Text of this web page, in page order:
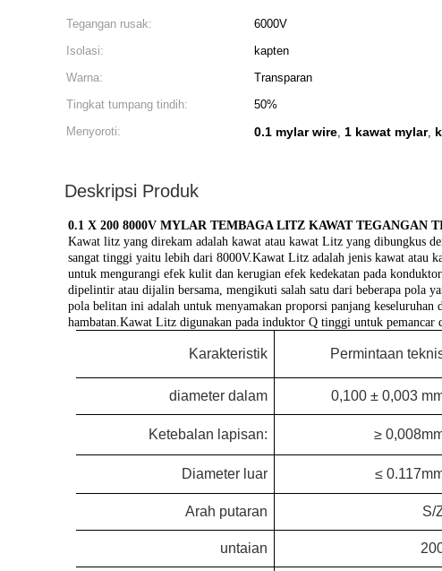
Tegangan rusak: 6000V
Isolasi:
kapten
Warna:
Transparan
Tingkat tumpang tindih:
50%
Menyoroti:
0.1 mylar wire, 1 kawat mylar,
Deskripsi Produk
0.1 X 200 8000V MYLAR TEMBAGA LITZ KAWAT TEGANGAN
Kawat litz yang direkam adalah kawat atau kawat Litz yang dibungkus
sangat tinggi yaitu lebih dari 8000V.Kawat Litz adalah jenis kawat atau
untuk mengurangi efek kulit dan kerugian efek kedekatan pada
dipelintir atau dijalin bersama, mengikuti salah satu dari beberapa pola
pola belitan ini adalah untuk menyamakan proporsi panjang
hambatan.Kawat Litz digunakan pada induktor Q tinggi untuk pemancar
Karakteristik Permintaan
diameter dalam 0,100 ± 0,003
Ketebalan lapisan: ≥
Diameter luar ≤
Arah putaran S/
untaian